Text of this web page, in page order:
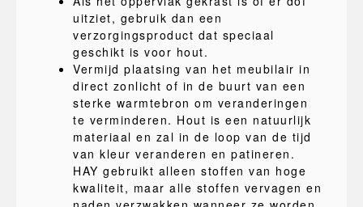
uitziet, gebruik dan een
verzorgingsproduct dat speciaal
geschikt is voor hout.
Vermijd plaatsing van het meubilair in
direct zonlicht of in de buurt van een
sterke warmtebron om veranderingen
te verminderen. Hout is een natuurlijk
materiaal en zal in de loop van de tijd
van kleur veranderen en patineren.
HAY gebruikt alleen stoffen van hoge
kwaliteit, maar alle stoffen vervagen en